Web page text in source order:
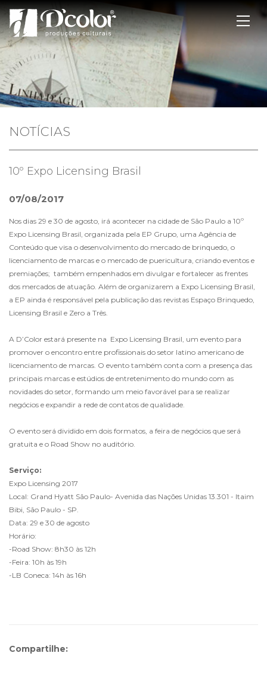
NOTÍCIAS
10º Expo Licensing Brasil
07/08/2017
Nos dias 29 e 30 de agosto, irá acontecer na cidade de São Paulo a 10º
Expo Licensing Brasil, organizada pela EP Grupo, uma Agência de
Conteúdo que visa o desenvolvimento do mercado de brinquedo, o
licenciamento de marcas e o mercado de puericultura, criando eventos e
premiações; também empenhados em divulgar e fortalecer as frentes
dos mercados de atuação. Além de organizarem a Expo Licensing Brasil,
a EP ainda é responsável pela publicação das revistas Espaço Brinquedo,
Licensing Brasil e Zero a Três.
A D’Color estará presente na Expo Licensing Brasil, um evento para
promover o encontro entre profissionais do setor latino americano de
licenciamento de marcas. O evento também conta com a presença das
principais marcas e estúdios de entretenimento do mundo com as
novidades do setor, formando um meio favorável para se realizar
negócios e expandir a rede de contatos de qualidade.
O evento será dividido em dois formatos, a feira de negócios que será
gratuita e o Road Show no auditório.
Serviço:
Expo Licensing 2017
Local: Grand Hyatt São Paulo- Avenida das Nações Unidas 13.301 - Itaim
Bibi, São Paulo - SP.
Data: 29 e 30 de agosto
Horário:
-Road Show: 8h30 às 12h
-Feira: 10h às 19h
-LB Coneca: 14h às 16h
Compartilhe: